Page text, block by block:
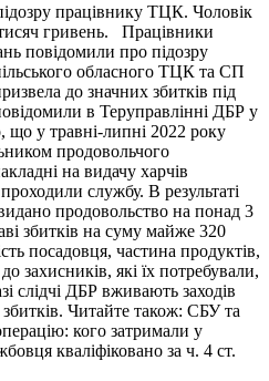
працівнику ТЦК. Чоловік
тисяч гривень. Працівники
повідомили про підозру
обласного ТЦК та СП
до значних збитків під
в Теруправлінні ДБР у
що у травні-липні 2022 року
продовольчого
на видачу харчів
службу. В результаті
продовольство на понад 3
збитків на суму майже 320
посадовця, частина продуктів,
захисників, які їх потребували,
слідчі ДБР вживають заходів
Читайте також: СБУ та
кого затримали у
кваліфіковано за ч. 4 ст.